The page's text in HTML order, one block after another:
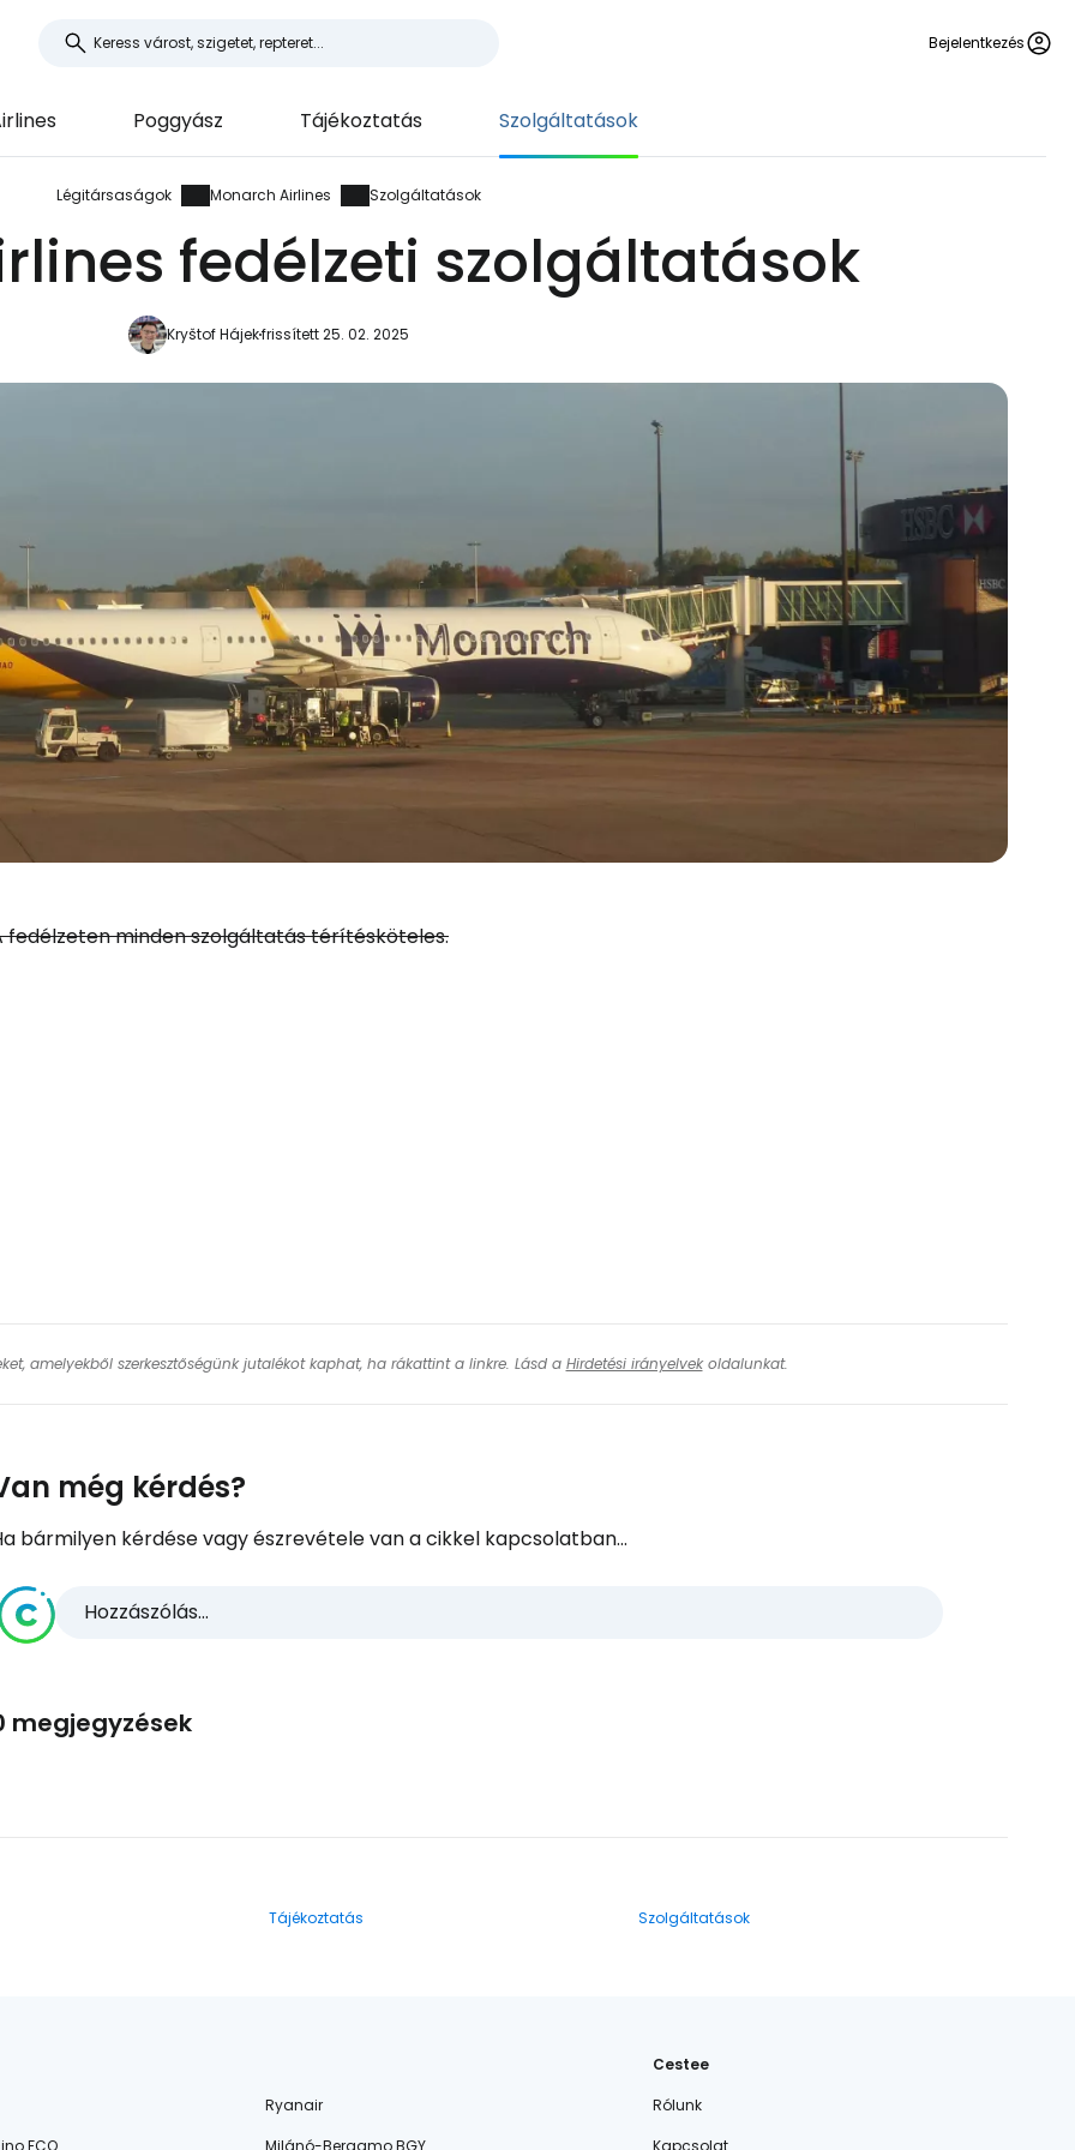
Bejelentkezés
Poggyász Tájékoztatás Szolgáltatások
Légitársaságok Monarch Airlines Szolgáltatások
fedélzeti szolgáltatások
Kryštof Hájekfrissített 25. 02. 2025
fedélzeten minden szolgáltatás térítésköteles.
amelyekből szerkesztőségünk jutalékot kaphat, ha rákattint a linkre. Lásd a Hirdetési irányelvekoldalunkat.
még kérdés?
bármilyen kérdése vagy észrevétele van a cikkel kapcsolatban...
Hozzászólás...
megjegyzések
Tájékoztatás Szolgáltatások
Ryanair
FCO
Milánó-Bergamo BGY
Cestee
Rólunk
Kapcsolat
Bejelentkezés a Cestee-be